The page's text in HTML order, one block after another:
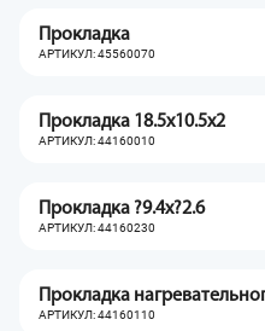
Прокладка
АРТИКУЛ: 45560070
Прокладка 18.5x10.5x2
АРТИКУЛ: 44160010
Прокладка ?9.4x?2.6
АРТИКУЛ: 44160230
Прокладка
АРТИКУЛ: 44160110